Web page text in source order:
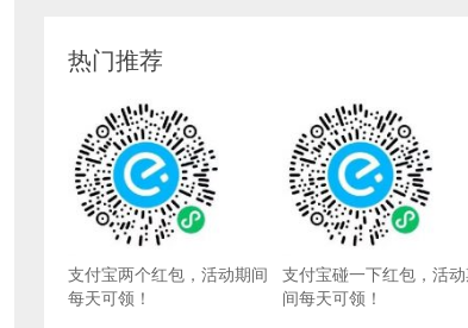
热门推荐
支付宝两个红包，活动期间
每天可领！
支付宝碰一下红包，活
间每天可领！